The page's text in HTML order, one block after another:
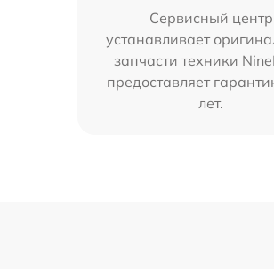
Сервисный центр
устанавливает
запчасти техники
предоставляет
лет.